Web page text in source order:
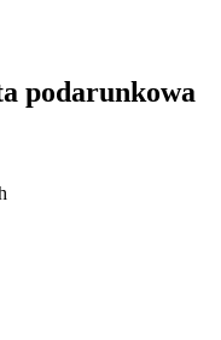
podarunkowa